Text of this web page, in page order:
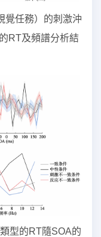
覺任務）的刺激沖
RT及頻譜分析結
型的RT隨SOA的